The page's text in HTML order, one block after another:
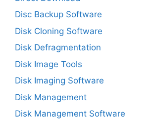
Disc Backup Software
Disk Cloning Software
Disk Defragmentation
Disk Image Tools
Disk Imaging Software
Disk Management
Disk Management Software